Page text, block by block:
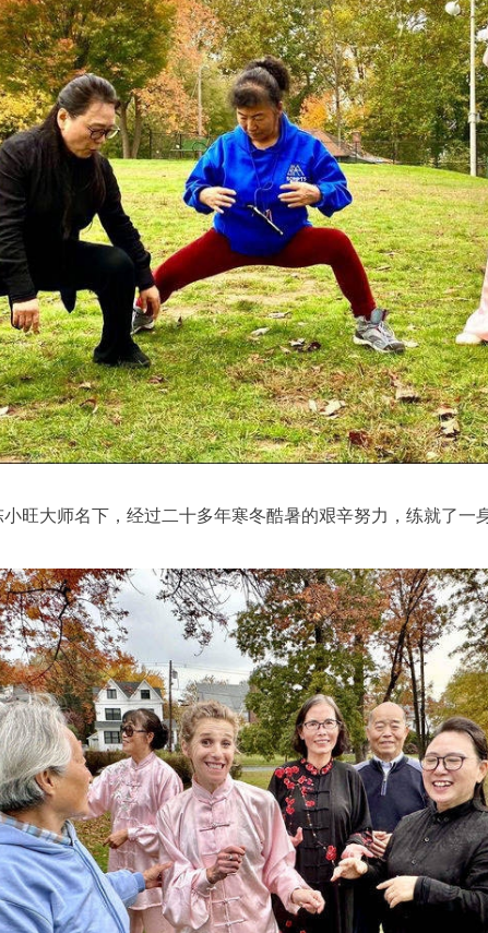
旺大师名下，经过二十多年寒冬酷暑的艰辛努力，练就了一